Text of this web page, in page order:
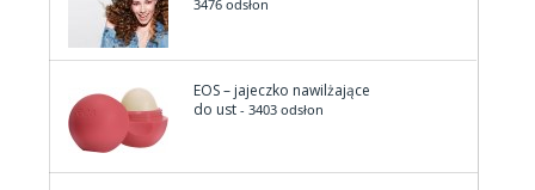
3476 odsłon
EOS – jajeczko nawilżające
do ust - 3403 odsłon